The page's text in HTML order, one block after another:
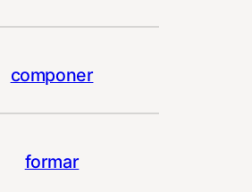
componer
formar